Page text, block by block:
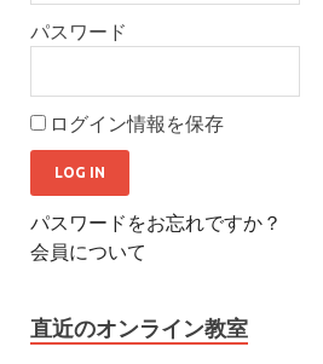
パスワード
ログイン情報を保存
パスワードをお忘れですか？
会員について
直近のオンライン教室